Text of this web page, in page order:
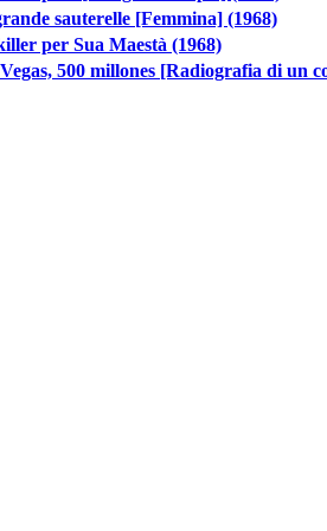
sauterelle [Femmina] (1968)
per Sua Maestà (1968)
500 millones [Radiografia di un